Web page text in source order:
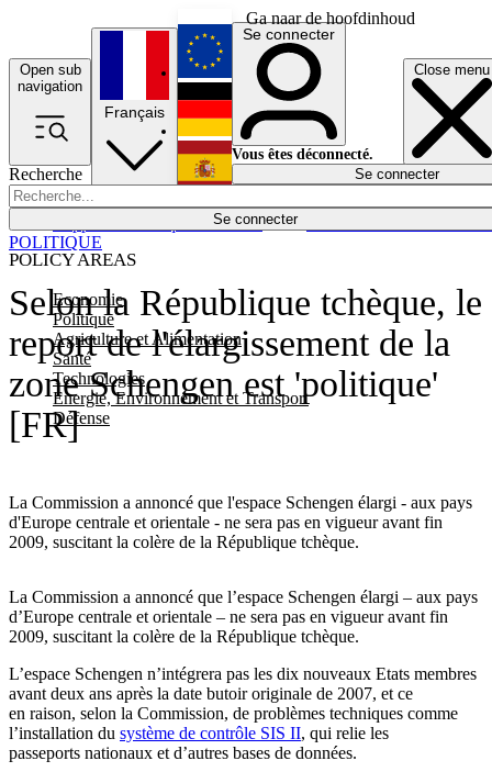
Ga naar de hoofdinhoud
Open sub
navigation
Close menu
Recherche
Se connecter
POLICY AREAS
Economie
Politique
Agriculture et Alimentation
Santé
Technologies
Energie, Environnement et Transport
Défense
Économie
Français
English
Deutsch
Español
Se connecter
Vous êtes déconnecté.
Se connecter
Selon la République tchèque, le
report de l'élargissement de la
zone Schengen est 'politique'
[FR]
La Commission a annoncé que l'espace Schengen élargi - aux pays
d'Europe centrale et orientale - ne sera pas en vigueur avant fin
2009, suscitant la colère de la République tchèque.
POLITIQUE
La Commission a annoncé que l’espace Schengen élargi – aux pays
d’Europe centrale et orientale – ne sera pas en vigueur avant fin
2009, suscitant la colère de la République tchèque.
L’espace Schengen n’intégrera pas les dix nouveaux Etats membres
avant deux ans après la date butoir originale de 2007, et ce
en raison, selon la Commission, de problèmes techniques comme
l’installation du système de contrôle SIS II, qui relie les
passeports nationaux et d’autres bases de données.